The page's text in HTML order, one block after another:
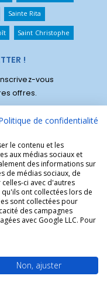
Sainte Rita
Saint Christophe
!
vous
offres.
chrétienne de
de confidentialité
le contenu et les
aux médias sociaux et
des informations sur
de médias sociaux, de
ci avec d'autres
ont collectées lors de
sont collectées pour
des campagnes
avec Google LLC. Pour
Non, ajuster